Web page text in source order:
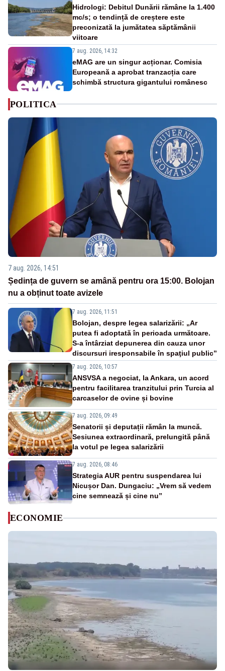
Hidrologi: Debitul Dunării rămâne la 1.400
mc/s; o tendință de creștere este
preconizată la jumătatea săptămânii
viitoare
7 aug. 2026, 14:32
eMAG are un singur acționar. Comisia
Europeană a aprobat tranzacția care
schimbă structura gigantului românesc
POLITICA
7 aug. 2026, 14:51
Ședința de guvern se amână pentru ora 15:00. Bolojan
nu a obținut toate avizele
7 aug. 2026, 11:51
Bolojan, despre legea salarizării: „Ar
putea fi adoptată în perioada următoare.
S-a întârziat depunerea din cauza unor
discursuri iresponsabile în spaţiul public”
7 aug. 2026, 10:57
ANSVSA a negociat, la Ankara, un acord
pentru facilitarea tranzitului prin Turcia al
carcaselor de ovine și bovine
7 aug. 2026, 09:49
Senatorii și deputații rămân la muncă.
Sesiunea extraordinară, prelungită până
la votul pe legea salarizării
7 aug. 2026, 08:46
Strategia AUR pentru suspendarea lui
Nicușor Dan. Dungaciu: „Vrem să vedem
cine semnează și cine nu”
ECONOMIE